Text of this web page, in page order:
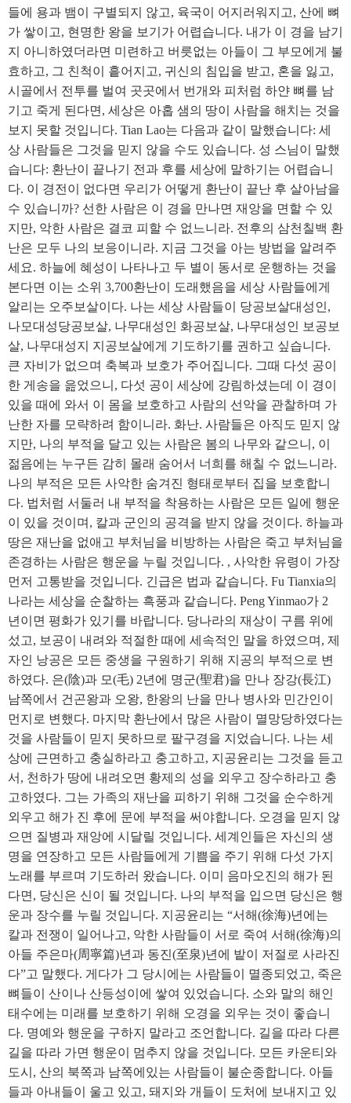
들에 용과 뱀이 구별되지 않고, 육국이 어지러워지고, 산에 뼈
가 쌓이고, 현명한 왕을 보기가 어렵습니다. 내가 이 경을 남기
지 아니하였더라면 미련하고 버릇없는 아들이 그 부모에게 불
효하고, 그 친척이 흩어지고, 귀신의 침입을 받고, 혼을 잃고,
시골에서 전투를 벌여 곳곳에서 번개와 피처럼 하얀 뼈를 남
기고 죽게 된다면, 세상은 아홉 샘의 땅이 사람을 해치는 것을
보지 못할 것입니다. Tian Lao는 다음과 같이 말했습니다: 세
상 사람들은 그것을 믿지 않을 수도 있습니다. 성 스님이 말했
습니다: 환난이 끝나기 전과 후를 세상에 말하기는 어렵습니
다. 이 경전이 없다면 우리가 어떻게 환난이 끝난 후 살아남을
수 있습니까? 선한 사람은 이 경을 만나면 재앙을 면할 수 있
지만, 악한 사람은 결코 피할 수 없느니라. 전후의 삼천칠백 환
난은 모두 나의 보응이니라. 지금 그것을 아는 방법을 알려주
세요. 하늘에 혜성이 나타나고 두 별이 동서로 운행하는 것을
본다면 이는 소위 3,700환난이 도래했음을 세상 사람들에게
알리는 오주보살이다. 나는 세상 사람들이 당공보살대성인,
나모대성당공보살, 나무대성인 화공보살, 나무대성인 보공보
살, 나무대성지 지공보살에게 기도하기를 권하고 싶습니다.
큰 자비가 없으며 축복과 보호가 주어집니다. 그때 다섯 공이
한 게송을 읊었으니, 다섯 공이 세상에 강림하셨는데 이 경이
있을 때에 와서 이 몸을 보호하고 사람의 선악을 관찰하며 가
난한 자를 모략하려 함이니라. 화난. 사람들은 아직도 믿지 않
지만, 나의 부적을 달고 있는 사람은 봄의 나무와 같으니, 이
젊음에는 누구든 감히 몰래 숨어서 너희를 해칠 수 없느니라.
나의 부적은 모든 사악한 숨겨진 형태로부터 집을 보호합니
다. 법처럼 서둘러 내 부적을 착용하는 사람은 모든 일에 행운
이 있을 것이며, 칼과 군인의 공격을 받지 않을 것이다. 하늘과
땅은 재난을 없애고 부처님을 비방하는 사람은 죽고 부처님을
존경하는 사람은 행운을 누릴 것입니다. , 사악한 유령이 가장
먼저 고통받을 것입니다. 긴급은 법과 같습니다. Fu Tianxia의
나라는 세상을 순찰하는 흑풍과 같습니다. Peng Yinmao가 2
년이면 평화가 있기를 바랍니다. 당나라의 재상이 구름 위에
섰고, 보공이 내려와 적절한 때에 세속적인 말을 하였으며, 제
자인 낭공은 모든 중생을 구원하기 위해 지공의 부적으로 변
하였다. 은(陰)과 모(毛) 2년에 명군(聖君)을 만나 장강(長江)
남쪽에서 건곤왕과 오왕, 한왕의 난을 만나 병사와 민간인이
먼지로 변했다. 마지막 환난에서 많은 사람이 멸망당하였다는
것을 사람들이 믿지 못하므로 팔구경을 지었습니다. 나는 세
상에 근면하고 충실하라고 충고하고, 지공윤리는 그것을 듣고
서, 천하가 땅에 내려오면 황제의 성을 외우고 장수하라고 충
고하였다. 그는 가족의 재난을 피하기 위해 그것을 순수하게
외우고 해가 진 후에 문에 부적을 써야합니다. 오경을 믿지 않
으면 질병과 재앙에 시달릴 것입니다. 세계인들은 자신의 생
명을 연장하고 모든 사람들에게 기쁨을 주기 위해 다섯 가지
노래를 부르며 기도하러 왔습니다. 이미 음마오진의 해가 된
다면, 당신은 신이 될 것입니다. 나의 부적을 입으면 당신은 행
운과 장수를 누릴 것입니다. 지공윤리는 “서해(徐海)년에는
칼과 전쟁이 일어나고, 악한 사람들이 서로 죽여 서해(徐海)의
아들 주은마(周寧篇)년과 동진(至泉)년에 밭이 저절로 사라진
다”고 말했다. 게다가 그 당시에는 사람들이 멸종되었고, 죽은
뼈들이 산이나 산등성이에 쌓여 있었습니다. 소와 말의 해인
태수에는 미래를 보호하기 위해 오경을 외우는 것이 좋습니
다. 명예와 행운을 구하지 말라고 조언합니다. 길을 따라 다른
길을 따라 가면 행운이 멈추지 않을 것입니다. 모든 카운티와
도시, 산의 북쪽과 남쪽에있는 사람들이 불순종합니다. 아들
들과 아내들이 울고 있고, 돼지와 개들이 도처에 보내지고 있